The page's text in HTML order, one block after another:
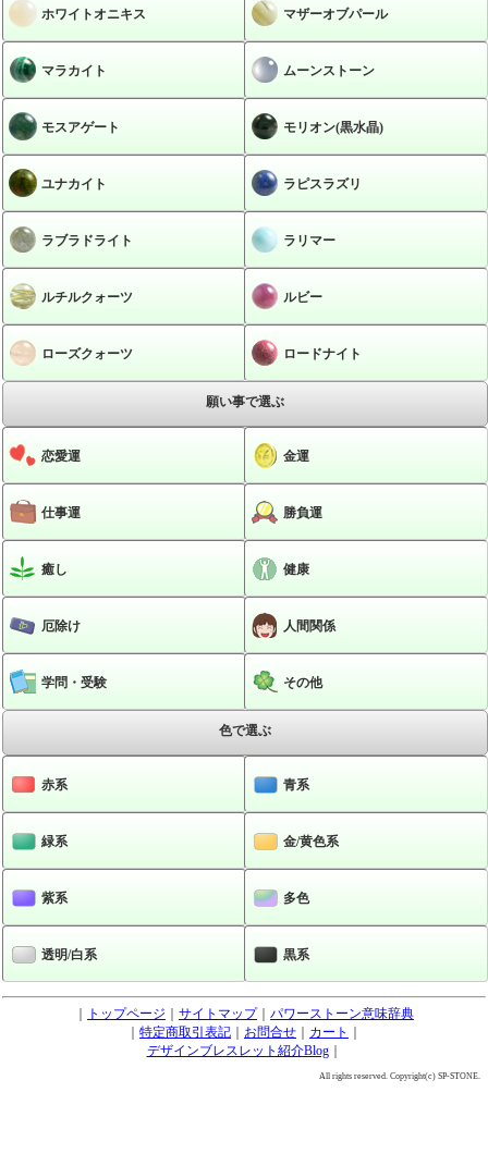
ホワイトオニキス マザーオブパール
マラカイト ムーンストーン
モスアゲート モリオン(黒水晶)
ユナカイト ラピスラズリ
ラブラドライト ラリマー
ルチルクォーツ ルビー
ローズクォーツ ロードナイト
願い事で選ぶ
恋愛運 金運
仕事運 勝負運
癒し 健康
厄除け 人間関係
学問・受験 その他
色で選ぶ
赤系 青系
緑系 金/黄色系
紫系 多色
透明/白系 黒系
トップページ サイトマップ｜ パワーストーン意味辞典
特定商取引表記 お問合せ カート
デザインブレスレット紹介Blog｜
All rights reserved. Copyright(c) SP-STONE.